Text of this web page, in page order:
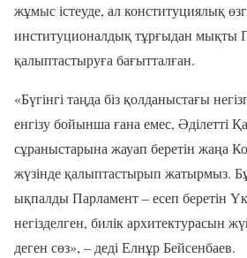
жұмыс істеуде, ал конституциялық
институционалдық тұрғыдан мықты
қалыптастыруға бағытталған.
«Бүгінгі таңда біз қолданыстағы
енгізу бойынша ғана емес, Әділетті
сұраныстарына жауап беретін жаңа
жүзінде қалыптастырып жатырмыз.
ықпалды Парламент – есеп беретін
негізделген, билік архитектурасын
деген сөз», – деді Елнұр Бейсенбаев.